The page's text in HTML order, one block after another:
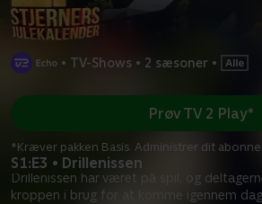
• TV-Shows • 2 sæsoner •
S1:E3 • Drillenissen
Drillenissen har været på spil, og
kroppen i brug for at komme igennem
Prøv TV 2 Play*
*Kræver pakken Basis. Administrer dit